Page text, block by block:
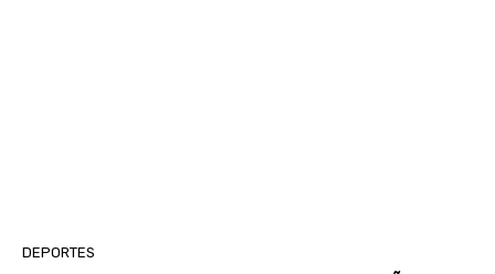
DEPORTES